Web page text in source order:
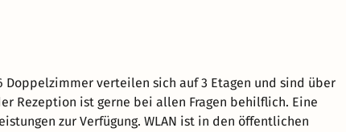
verteilen sich auf 3 Etagen und sind über
Rezeption ist gerne bei allen Fragen behilflich. Eine
zur Verfügung. WLAN ist in den öffentlichen